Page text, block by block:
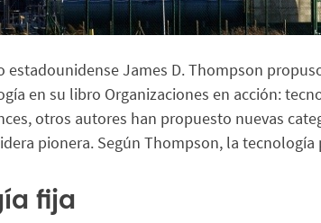
estadounidense James D. Thompson
en su libro Organizaciones en acción:
otros autores han propuesto nuevas
pionera. Según Thompson, la tecnología
fija